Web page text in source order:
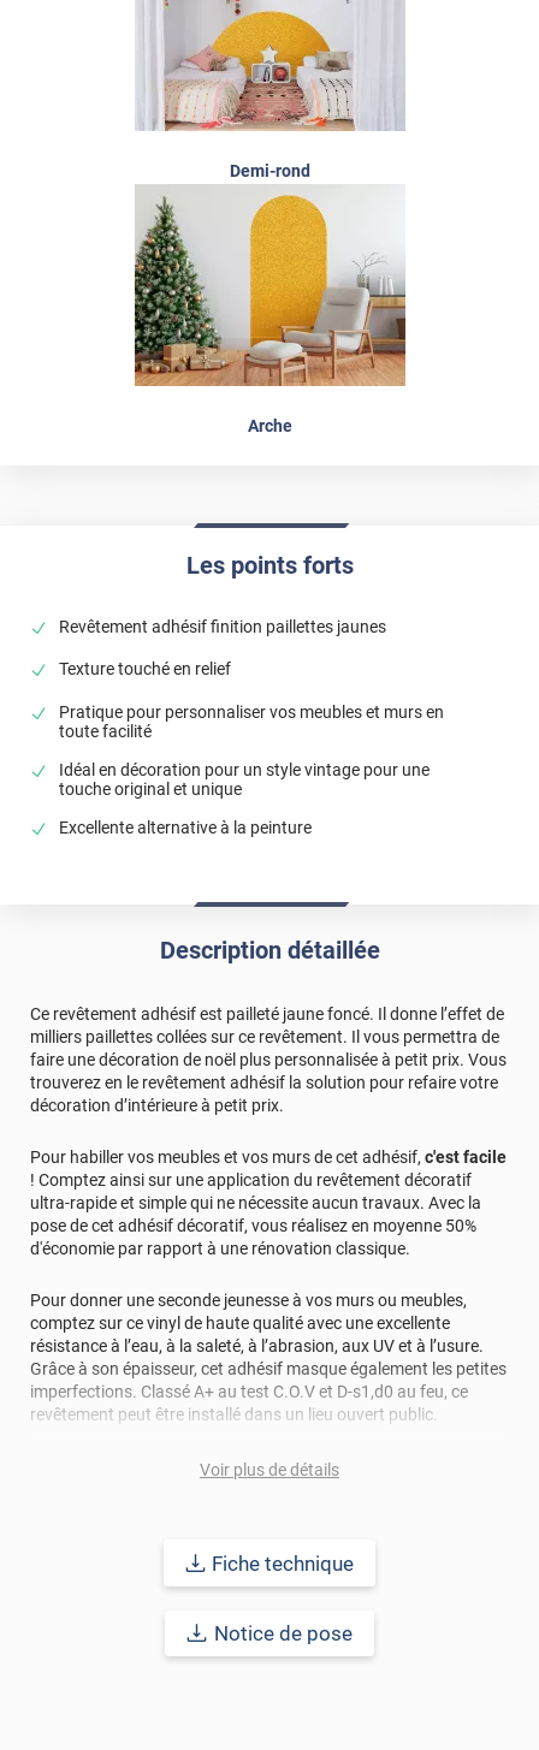
Demi-rond
Arche
Les points forts
Revêtement adhésif finition paillettes jaunes
Texture touché en relief
Pratique pour personnaliser vos meubles et murs en
toute facilité
Idéal en décoration pour un style vintage pour une
touche original et unique
Excellente alternative à la peinture
Description détaillée
Ce revêtement adhésif est pailleté jaune foncé. Il donne l’effet de
milliers paillettes collées sur ce revêtement. Il vous permettra de
faire une décoration de noël plus personnalisée à petit prix. Vous
trouverez en le revêtement adhésif la solution pour refaire votre
décoration d’intérieure à petit prix.
Pour habiller vos meubles et vos murs de cet adhésif, c'est facile
! Comptez ainsi sur une application du revêtement décoratif
ultra-rapide et simple qui ne nécessite aucun travaux. Avec la
pose de cet adhésif décoratif, vous réalisez en moyenne 50%
d'économie par rapport à une rénovation classique.
Pour donner une seconde jeunesse à vos murs ou meubles,
comptez sur ce vinyl de haute qualité avec une excellente
résistance à l’eau, à la saleté, à l’abrasion, aux UV et à l’usure.
Grâce à son épaisseur, cet adhésif masque également les petites
imperfections. Classé A+ au test C.O.V et D-s1,d0 au feu, ce
revêtement peut être installé dans un lieu ouvert public.
: 10 ans en pose intérieur (anti craquèlement,
véritable, nous vous conseillons de faire une demande
d'échantillons gratuite.
Voir plus de détails
Fiche technique
Notice de pose